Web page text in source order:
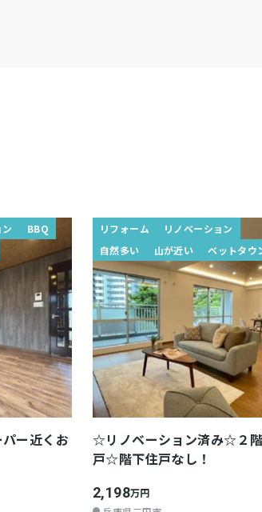
BBQ
ー近くお
リフォーム
リノベーション
自然多い
山が近い ベットタウ
☆リノベーション済み☆２
戸☆階下住戸なし！
2,198万円